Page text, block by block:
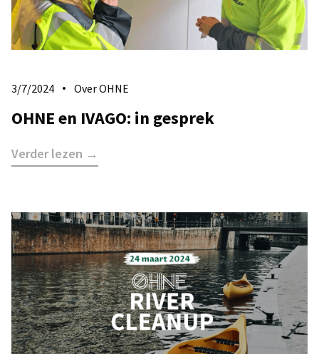
3/7/2024 Over OHNE
OHNE en IVAGO: in gesprek
Verder lezen →